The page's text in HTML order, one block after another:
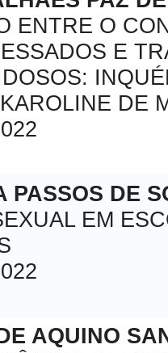
ENTRE O
E
KAROLINE DE
PASSOS DE
EM
AQUINO